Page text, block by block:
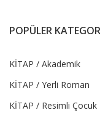
POPÜLER
KİTAP / Akademik
KİTAP / Yerli Roman
KİTAP / Resimli Çocuk